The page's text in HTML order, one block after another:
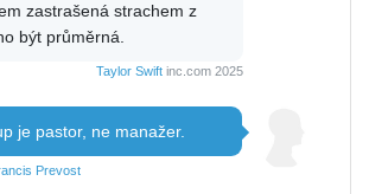
zastrašená strachem z
být průměrná.
Taylor Swift inc.com 2025
je pastor, ne manažer.
Prevost